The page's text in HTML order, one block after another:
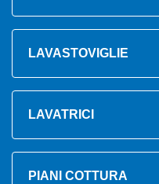
LAVASTOVIGLIE
LAVATRICI
PIANI COTTURA